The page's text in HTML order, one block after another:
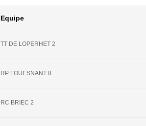
Equipe
TT DE LOPERHET 2
RP FOUESNANT 8
RC BRIEC 2